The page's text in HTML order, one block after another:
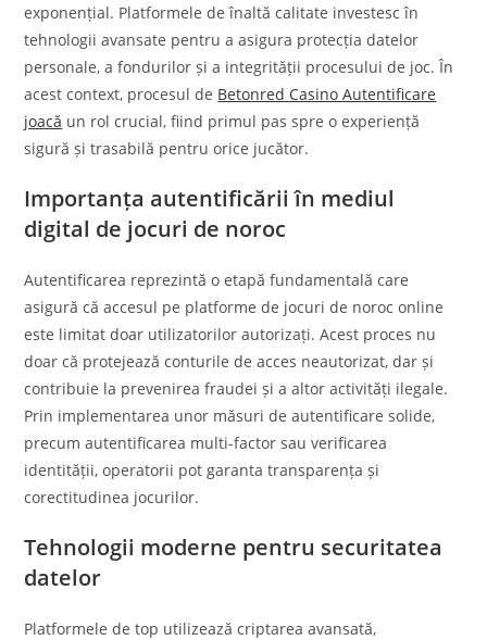
exponențial. Platformele de înaltă calitate investesc în
tehnologii avansate pentru a asigura protecția datelor
personale, a fondurilor și a integrității procesului de joc. În
acest context, procesul de Betonred Casino Autentificare
joacă un rol crucial, fiind primul pas spre o experiență
sigură și trasabilă pentru orice jucător.
Importanța autentificării în mediul
digital de jocuri de noroc
Autentificarea reprezintă o etapă fundamentală care
asigură că accesul pe platforme de jocuri de noroc online
este limitat doar utilizatorilor autorizați. Acest proces nu
doar că protejează conturile de acces neautorizat, dar și
contribuie la prevenirea fraudei și a altor activități ilegale.
Prin implementarea unor măsuri de autentificare solide,
precum autentificarea multi-factor sau verificarea
identității, operatorii pot garanta transparența și
corectitudinea jocurilor.
Tehnologii moderne pentru securitatea
datelor
Platformele de top utilizează criptarea avansată,